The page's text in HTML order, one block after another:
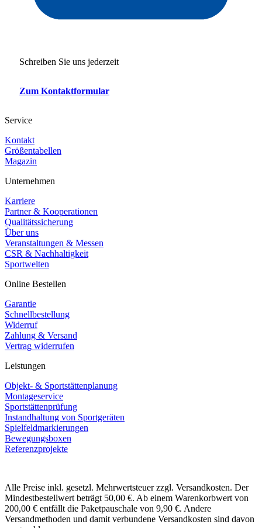
Schreiben Sie uns jederzeit
Zum Kontaktformular
Service
Kontakt
Größentabellen
Magazin
Unternehmen
Karriere
Partner & Kooperationen
Qualitätssicherung
Über uns
Veranstaltungen & Messen
CSR & Nachhaltigkeit
Sportwelten
Online Bestellen
Garantie
Schnellbestellung
Widerruf
Zahlung & Versand
Vertrag widerrufen
Leistungen
Objekt- & Sportstättenplanung
Montageservice
Sportstättenprüfung
Instandhaltung von Sportgeräten
Spielfeldmarkierungen
Bewegungsboxen
Referenzprojekte
Alle Preise inkl. gesetzl. Mehrwertsteuer zzgl. Versandkosten. Der
Mindestbestellwert beträgt 50,00 €. Ab einem Warenkorbwert von
200,00 € entfällt die Paketpauschale von 9,90 €. Andere
Versandmethoden und damit verbundene Versandkosten sind davon